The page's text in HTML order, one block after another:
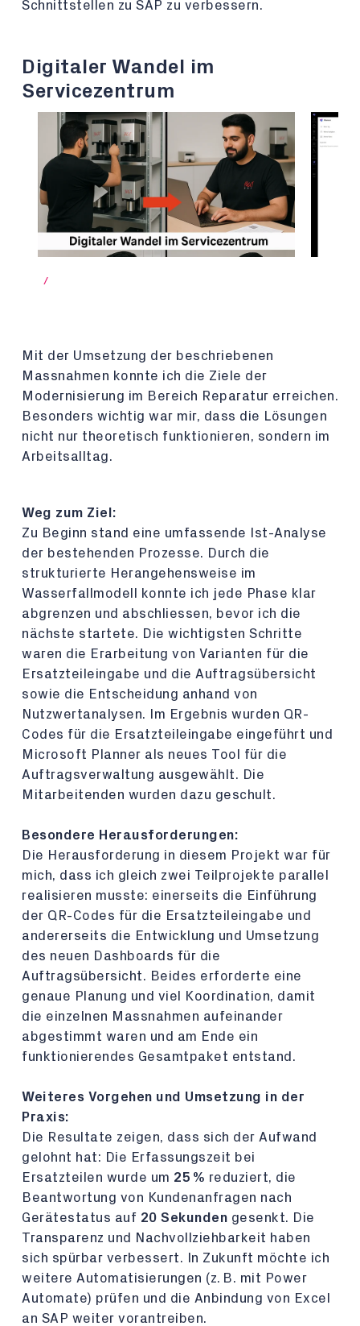
Schnittstellen zu SAP zu verbessern.
Digitaler Wandel im
Servicezentrum
/
Mit der Umsetzung der beschriebenen
Massnahmen konnte ich die Ziele der
Modernisierung im Bereich Reparatur erreichen.
Besonders wichtig war mir, dass die Lösungen
nicht nur theoretisch funktionieren, sondern im
Arbeitsalltag.
Weg zum Ziel:
Zu Beginn stand eine umfassende Ist-Analyse
der bestehenden Prozesse. Durch die
strukturierte Herangehensweise im
Wasserfallmodell konnte ich jede Phase klar
abgrenzen und abschliessen, bevor ich die
nächste startete. Die wichtigsten Schritte
waren die Erarbeitung von Varianten für die
Ersatzteileingabe und die Auftragsübersicht
sowie die Entscheidung anhand von
Nutzwertanalysen. Im Ergebnis wurden QR-
Codes für die Ersatzteileingabe eingeführt und
Microsoft Planner als neues Tool für die
Auftragsverwaltung ausgewählt. Die
Mitarbeitenden wurden dazu geschult.
Besondere Herausforderungen:
Die Herausforderung in diesem Projekt war für
mich, dass ich gleich zwei Teilprojekte parallel
realisieren musste: einerseits die Einführung
der QR-Codes für die Ersatzteileingabe und
andererseits die Entwicklung und Umsetzung
des neuen Dashboards für die
Auftragsübersicht. Beides erforderte eine
genaue Planung und viel Koordination, damit
die einzelnen Massnahmen aufeinander
abgestimmt waren und am Ende ein
funktionierendes Gesamtpaket entstand.
Weiteres Vorgehen und Umsetzung in der
Praxis:
Die Resultate zeigen, dass sich der Aufwand
gelohnt hat: Die Erfassungszeit bei
Ersatzteilen wurde um 25 % reduziert, die
Beantwortung von Kundenanfragen nach
Gerätestatus auf 20 Sekunden gesenkt. Die
Transparenz und Nachvollziehbarkeit haben
sich spürbar verbessert. In Zukunft möchte ich
weitere Automatisierungen (z. B. mit Power
Automate) prüfen und die Anbindung von Excel
an SAP weiter vorantreiben.